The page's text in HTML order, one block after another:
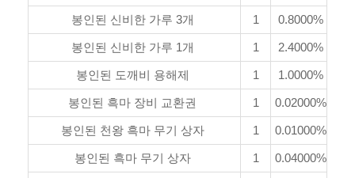
봉인된 신비한 가루 3개 1 0.8000%
봉인된 신비한 가루 1개 1 2.4000%
봉인된 도깨비 용해제 1 1.0000%
봉인된 흑마 장비 교환권 1 0.02000%
봉인된 천왕 흑마 무기 상자 1 0.01000%
봉인된 흑마 무기 상자 1 0.04000%